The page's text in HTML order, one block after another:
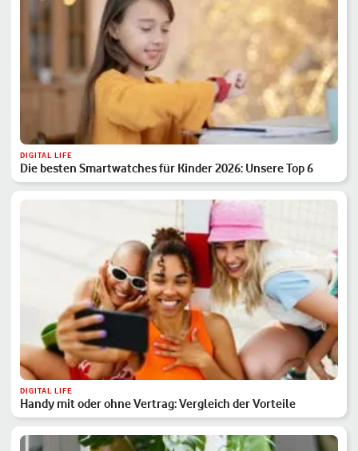
DIGITAL LIFE
Die besten Smartwatches für Kinder 2026: Unsere Top 6
DIGITAL LIFE
Handy mit oder ohne Vertrag: Vergleich der Vorteile